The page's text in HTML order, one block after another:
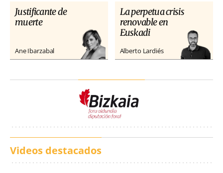
Justificante de
muerte
Ane Ibarzabal
La perpetua crisis
renovable en
Euskadi
Alberto Lardiés
Videos destacados